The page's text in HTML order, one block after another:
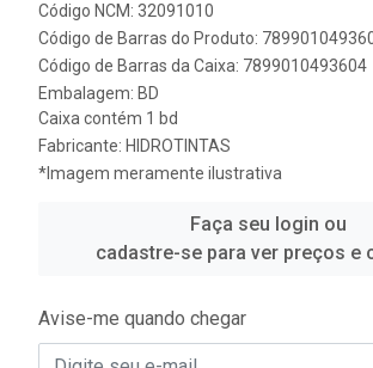
Código NCM: 32091010
Código de Barras do Produto:
Código de Barras da Caixa: 7899010493604
Embalagem: BD
Caixa contém 1 bd
Fabricante: HIDROTINTAS
*Imagem meramente ilustrativa
Faça seu login ou
cadastre-se para ver preços e
Avise-me quando chegar